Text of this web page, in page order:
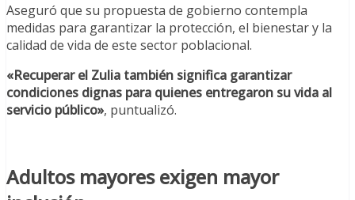
Aseguró que su propuesta de gobierno contempla
medidas para garantizar la protección, el bienestar y la
calidad de vida de este sector poblacional.
«Recuperar el Zulia también significa garantizar
condiciones dignas para quienes entregaron su vida al
servicio público», puntualizó.
Adultos mayores exigen mayor